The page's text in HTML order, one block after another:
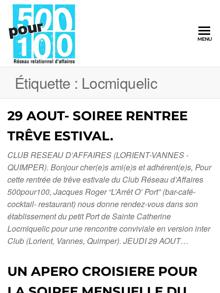
MENU
Étiquette : Locmiquelic
29 AOUT- SOIREE RENTREE
TRÊVE ESTIVAL.
CLUB RESEAU D’AFFAIRES (LORIENT-VANNES -
QUIMPER). Bonjour cher(e)s ami(e)s et adhérent(e)s, Pour
cette rentrée de trêve estivale du Club Réseau d’Affaires
500pour100, Jacques Roger “L’Arrêt O’ Port” (bar-café-
cocktail- restaurant) nous donne rendez-vous dans son
établissement du petit Port de Sainte Catherine
Locmiquelic pour une rencontre conviviale en version inter
Club (Lorient, Vannes, Quimper). JEUDI 29 AOUT…
UN APERO CROISIERE POUR